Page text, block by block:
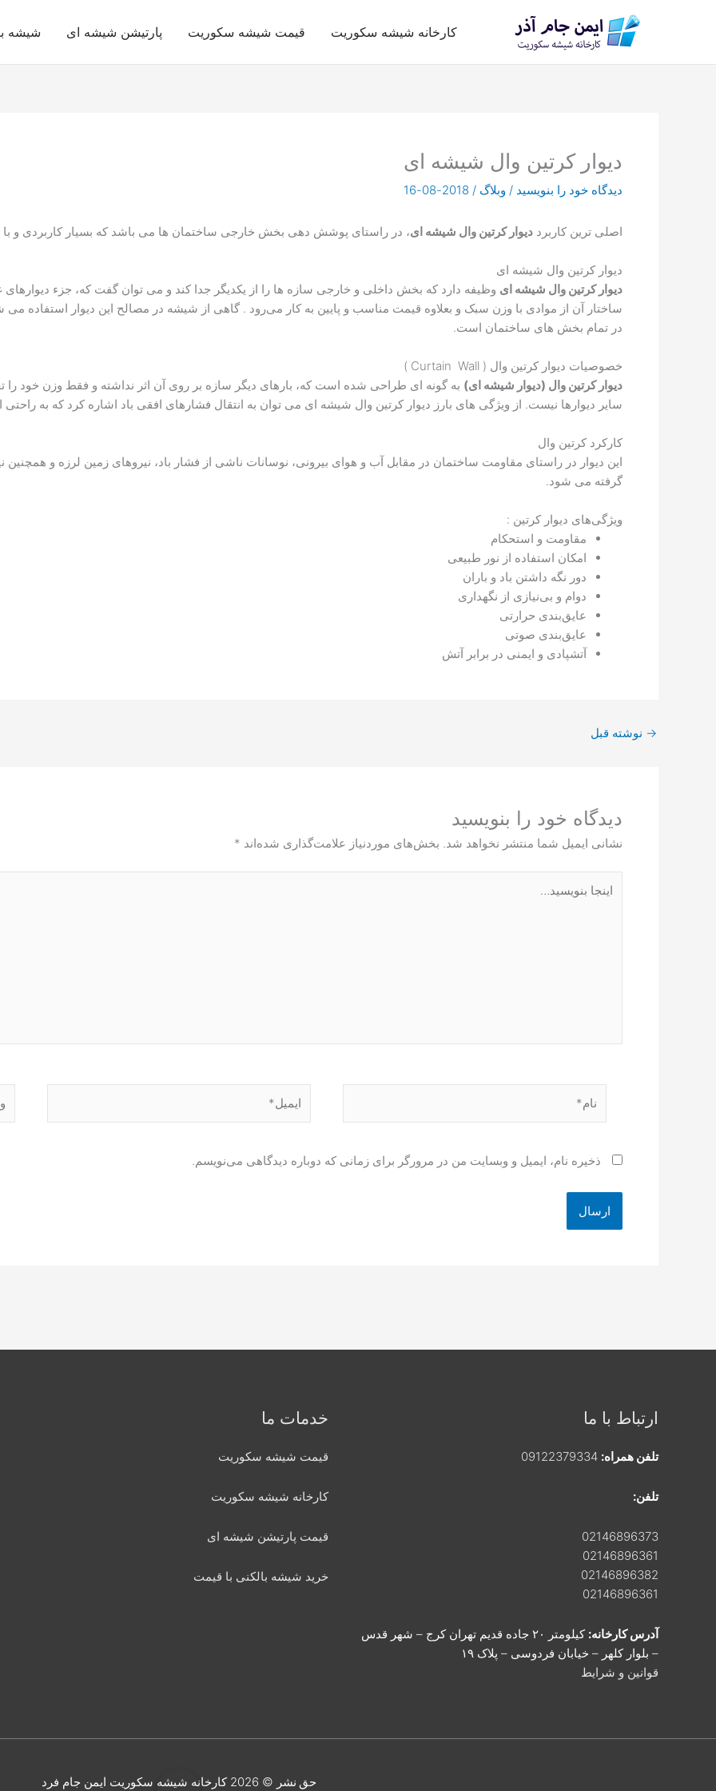
کارخانه شیشه سکوریت قیمت شیشه سکوریت پارتیشن شیشه ای شیشه
دیوار کرتین وال شیشه ای
دیدگاه‌ خود را بنویسید / وبلاگ /
2018-08-16
اصلی ترین کاربرد دیوار کرتین وال شیشه ای، در راستای پوشش دهی بخش خارجی ساختمان ها می باشد که بسیار کاربردی و با
دیوار کرتین وال شیشه ای
دیوار کرتین وال شیشه ای وظیفه دارد که بخش داخلی و خارجی سازه ها را از یکدیگر جدا کند و می توان گفت که، جزء
ساختار آن از موادی با وزن سبک و بعلاوه قیمت مناسب و پایین به کار می‌رود . گاهی از شیشه در مصالح این دیوار استفاده می
در تمام بخش های ساختمان است.
خصوصیات دیوار کرتین وال ( Curtain Wall )
دیوار کرتین وال (دیوار شیشه ای) به گونه ای طراحی ‌شده است که، بارهای دیگر سازه بر روی آن اثر نداشته و فقط وزن خود
سایر دیوارها نیست. از ویژگی های بارز دیوار کرتین وال شیشه ای می توان به انتقال فشارهای افقی باد اشاره کرد که به
کارکرد کرتین وال
این دیوار در راستای مقاومت ساختمان در مقابل آب و هوای بیرونی، نوسانات ناشی از فشار باد، نیروهای زمین لرزه و
گرفته می شود.
ویژگی‌‌های دیوار کرتین :
مقاومت و استحکام
امکان استفاده از نور طبیعی
دور نگه داشتن باد و باران
دوام و بی‌نیازی از نگهداری
عایق‌بندی حرارتی
عایق‌بندی صوتی
آتشپادی و ایمنی در برابر آتش
→ نوشته قبل
دیدگاه‌ خود را بنویسید
نشانی ایمیل شما منتشر نخواهد شد. بخش‌های موردنیاز علامت‌گذاری شده‌اند *
بنویسید…
ذخیره نام، ایمیل و وبسایت من در مرورگر برای زمانی که دوباره دیدگاهی می‌نویسم.
ارتباط با ما
تلفن همراه: 09122379334
تلفن:
02146896373
02146896361
02146896382
02146896361
آدرس کارخانه:
کیلومتر ۲۰ جاده قدیم تهران کرج – شهر قدس
– بلوار کلهر – خیابان فردوسی – پلاک ۱۹
قوانین و شرایط
خدمات ما
قیمت شیشه سکوریت
کارخانه شیشه سکوریت
قیمت پارتیشن شیشه ای
خرید شیشه بالکنی با قیمت
حق نشر © 2026 کارخانه شیشه سکوریت ایمن جام فرد